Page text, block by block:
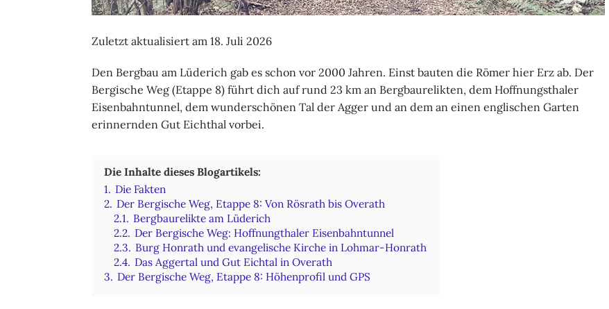
Zuletzt aktualisiert am 18. Juli 2026
Den Bergbau am Lüderich gab es schon vor 2000 Jahren. Einst bauten die Römer hier Erz ab. Der
Bergische Weg (Etappe 8) führt dich auf rund 23 km an Bergbaurelikten, dem Hoffnungsthaler
Eisenbahntunnel, dem wunderschönen Tal der Agger und an dem an einen englischen Garten
erinnernden Gut Eichthal vorbei.
Die Inhalte dieses Blogartikels:
1. Die Fakten
2. Der Bergische Weg, Etappe 8: Von Rösrath bis Overath
2.1. Bergbaurelikte am Lüderich
2.2. Der Bergische Weg: Hoffnungthaler Eisenbahntunnel
2.3. Burg Honrath und evangelische Kirche in Lohmar-Honrath
2.4. Das Aggertal und Gut Eichtal in Overath
3. Der Bergische Weg, Etappe 8: Höhenprofil und GPS